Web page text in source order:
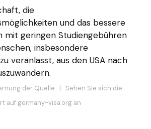
die
und das bessere
mit geringen Studiengebühren
insbesondere
veranlasst, aus den USA nach
der Quelle | Sehen Sie sich die
auf germany-visa.org an